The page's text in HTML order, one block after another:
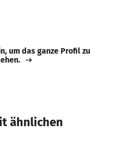
um das ganze Profil zu
ähnlichen